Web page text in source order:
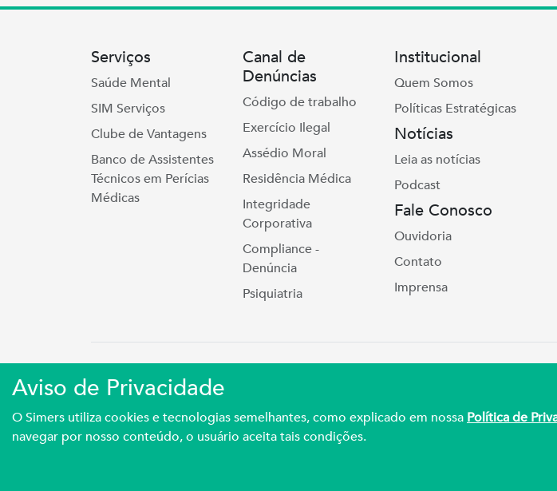
Aviso de Privacidade
O Simers utiliza cookies e tecnologias semelhantes, como explicado em nossa Política de
navegar por nosso conteúdo, o usuário aceita tais condições.
Serviços
Saúde Mental
SIM Serviços
Clube de Vantagens
Banco de Assistentes
Técnicos em Perícias
Médicas
Canal de
Denúncias
Código de trabalho
Exercício Ilegal
Assédio Moral
Residência Médica
Integridade
Corporativa
Compliance -
Denúncia
Psiquiatria
Institucional
Quem Somos
Políticas Estratégicas
Notícias
Leia as notícias
Podcast
Fale Conosco
Ouvidoria
Contato
Imprensa
Simers © 2023 | Rua Coronel Corte Real, 975 Petrópolis |
Sindicato Médico Do Rio Grande Do Sul – CNPJ 92.990.498/0001-03